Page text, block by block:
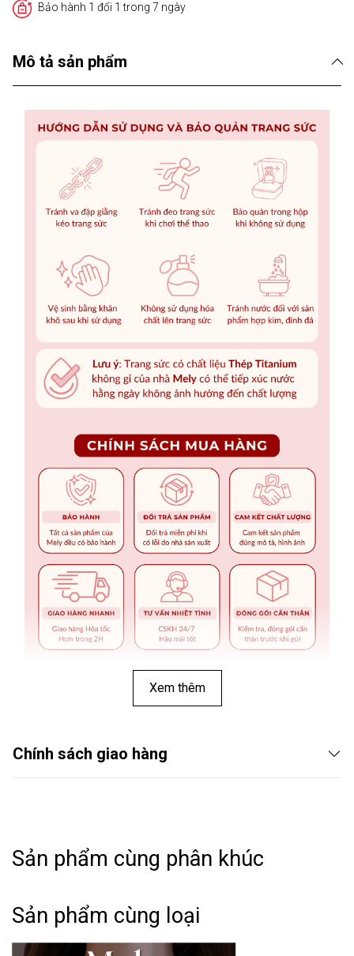
Bảo hành 1 đổi 1 trong 7 ngày
Mô tả sản phẩm
➤ Tên hàng hóa: Dây chuyền đính đá hình bướm TT155
➤ Phong cách: Basic - Classic - Minimalism.
Xem thêm
Chính sách giao hàng
Sản phẩm cùng phân khúc
Sản phẩm cùng loại